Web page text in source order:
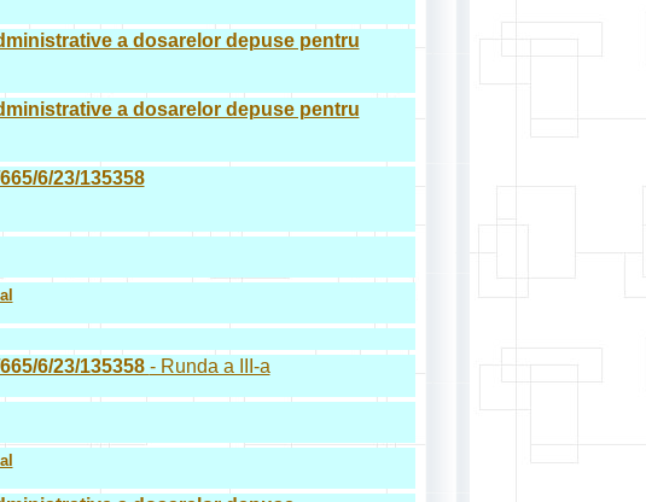
a dosarelor depuse pentru
a dosarelor depuse pentru
6/23/135358
6/23/135358 - Runda a III-a